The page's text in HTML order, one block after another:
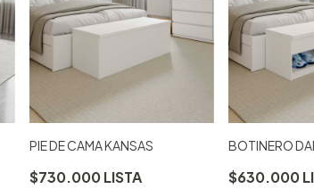
PIE DE CAMA KANSAS
$730.000
BOTINERO
$630.000